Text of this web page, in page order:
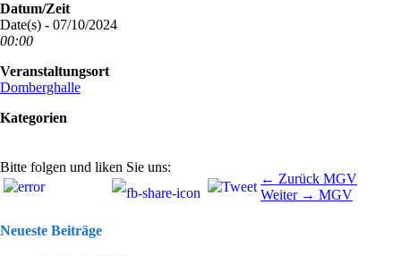
Datum/Zeit
Date(s) - 07/10/2024
00:00
Veranstaltungsort
Domberghalle
Kategorien
Bitte folgen und liken Sie uns:
Beitragsnavigation ← Zurück
Beitrag:
MGV
Weiter → Nächster
MGV
Neueste Beiträge